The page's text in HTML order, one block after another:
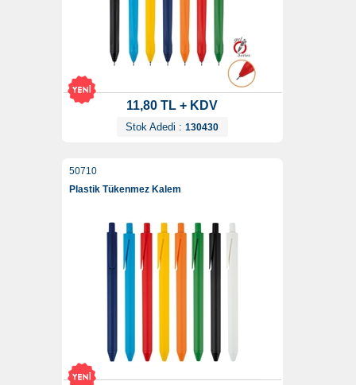
11,80 TL + KDV
Stok Adedi : 130430
50710
Plastik Tükenmez Kalem